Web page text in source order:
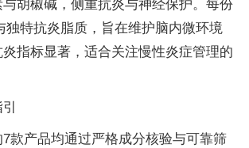
胡椒碱，侧重抗炎与神经保护。每份
独特抗炎脂质，旨在维护脑内微环境
指标显著，适合关注慢性炎症管理的
款产品均通过严格成分核验与可靠筛